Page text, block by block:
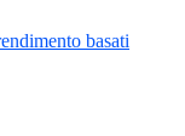
basati